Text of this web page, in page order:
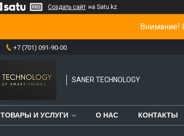
Создать сайт на Satu.kz
Внимание!
+7 (701) 091-90-00
SANER TECHNOLOGY
ТОВАРЫ И УСЛУГИ О НАС КОНТАКТЫ